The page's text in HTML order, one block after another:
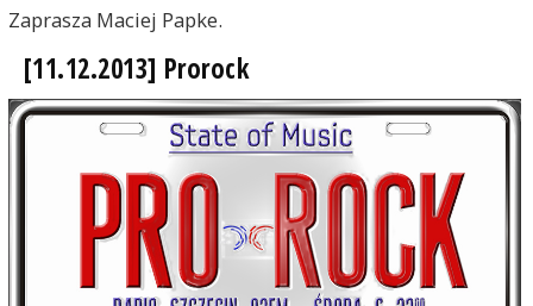
Zaprasza Maciej Papke.
[11.12.2013] Prorock